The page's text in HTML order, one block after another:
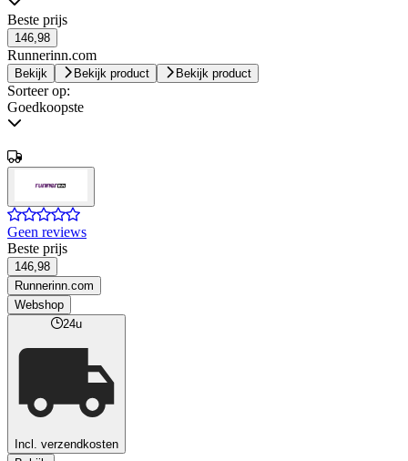
Beste prijs
146,98
Runnerinn.com
Bekijk Bekijk product Bekijk product
Sorteer op:
Goedkoopste
Geen reviews
Beste prijs
146,98
Runnerinn.com
Webshop
24u
Incl. verzendkosten